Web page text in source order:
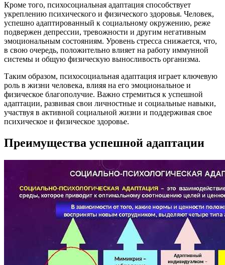
Кроме того, психосоциальная адаптация способствует
укреплению психического и физического здоровья. Человек,
успешно адаптированный к социальному окружению, реже
подвержен депрессии, тревожности и другим негативным
эмоциональным состояниям. Уровень стресса снижается, что,
в свою очередь, положительно влияет на работу иммунной
системы и общую физическую выносливость организма.
Таким образом, психосоциальная адаптация играет ключевую
роль в жизни человека, влияя на его эмоциональное и
физическое благополучие. Важно стремиться к успешной
адаптации, развивая свои личностные и социальные навыки,
участвуя в активной социальной жизни и поддерживая свое
психическое и физическое здоровье.
Преимущества успешной адаптации